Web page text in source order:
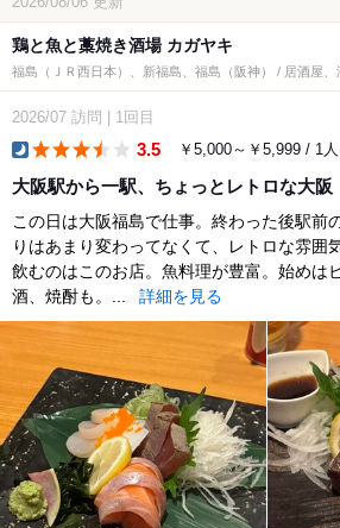
鶏と魚と藁焼き酒場 カガヤキ
福島（ＪＲ西日本）、新福島、福島（阪神） / 居酒屋、
2026/07 訪問 1回目
3.5 ￥5,000～￥5,999 / 1人
大阪駅から一駅、ちょっとレトロな大阪
この日は大阪福島で仕事。終わった後駅前
りはあまり変わってなくて、レトロな雰囲
飲むのはこのお店。魚料理が豊富。始めは
酒、焼酎も。...
詳細を見る